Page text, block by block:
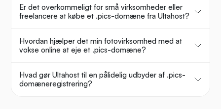
Er det overkommeligt for små virksomheder eller
freelancere at købe et .pics-domæne fra Ultahost?
Hvordan hjælper det min fotovirksomhed med at
vokse online at eje et .pics-domæne?
Hvad gør Ultahost til en pålidelig udbyder af .pics-
domæneregistrering?